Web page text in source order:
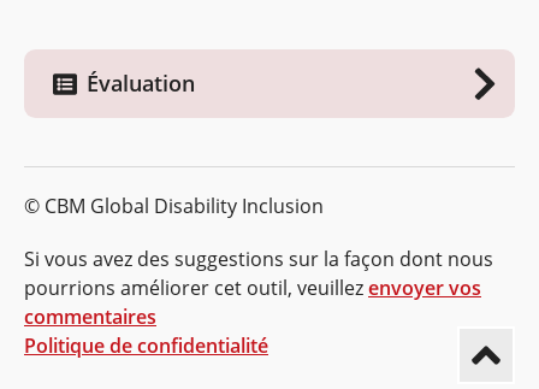
Évaluation
© CBM Global Disability Inclusion
Si vous avez des suggestions sur la façon dont nous
pourrions améliorer cet outil, veuillezenvoyer vos
commentaires
Politique de confidentialité